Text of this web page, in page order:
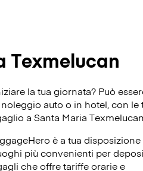
Texmelucan
la tua giornata? Può
auto o in hotel, con le
a Santa Maria
è a tua
più convenienti per
che offre tariffe orarie e